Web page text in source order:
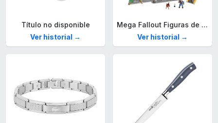
Título no disponible
Ver historial →
Mega Fallout Figuras de acción y Juguetes de construcción, Parada de Camiones Red Rocket con 824 Piezas, 2 Personajes articulados y Accesorios, para coleccionistas, HXT00
Ver historial →